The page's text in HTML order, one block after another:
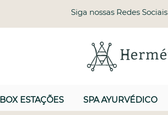
Siga nossas Redes Sociais
BOX ESTAÇÕES SPA AYURVÉDICO